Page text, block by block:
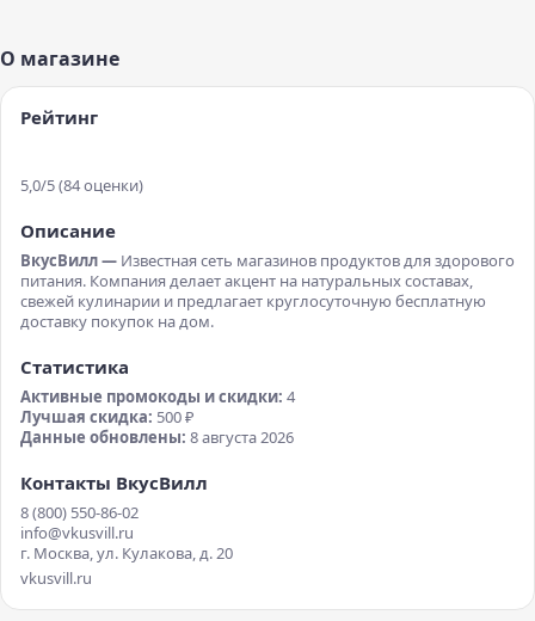
О магазине
Рейтинг
5,0/5(84оценки)
Описание
ВкусВилл — Известная сеть магазинов продуктов для здорового
питания. Компания делает акцент на натуральных составах,
свежей кулинарии и предлагает круглосуточную бесплатную
доставку покупок на дом.
Статистика
Активные промокоды и скидки: 4
Лучшая скидка: 500 ₽
Данные обновлены: 8 августа 2026
Контакты ВкусВилл
8 (800) 550-86-02
info@vkusvill.ru
г. Москва, ул. Кулакова, д. 20
vkusvill.ru